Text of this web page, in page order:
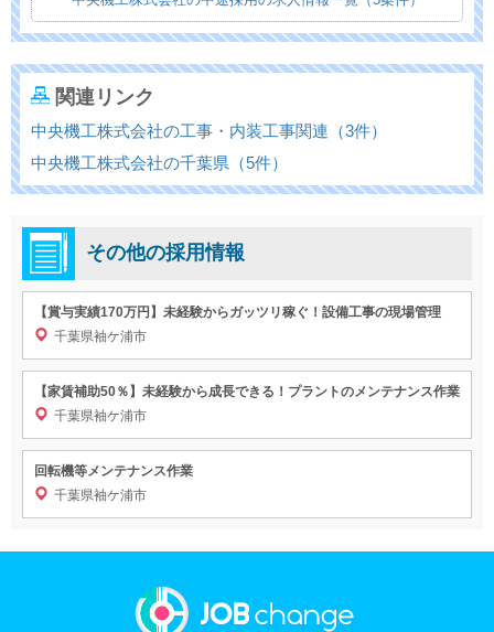
関連リンク
中央機工株式会社の工事・内装工事関連（3件）
中央機工株式会社の千葉県（5件）
その他の採用情報
【賞与実績170万円】未経験からガッツリ稼ぐ！設備工事の現場管理
千葉県袖ケ浦市
【家賃補助50％】未経験から成長できる！プラントのメンテナンス作業
千葉県袖ケ浦市
回転機等メンテナンス作業
千葉県袖ケ浦市